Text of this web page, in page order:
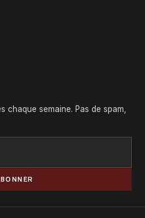
chaque semaine. Pas de spam,